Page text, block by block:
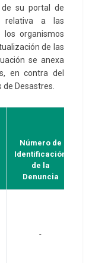
de su portal de
relativa a las
los organismos
de las
se anexa
en contra del
Desastres.
Número de
Identificación
de la
Denuncia
-